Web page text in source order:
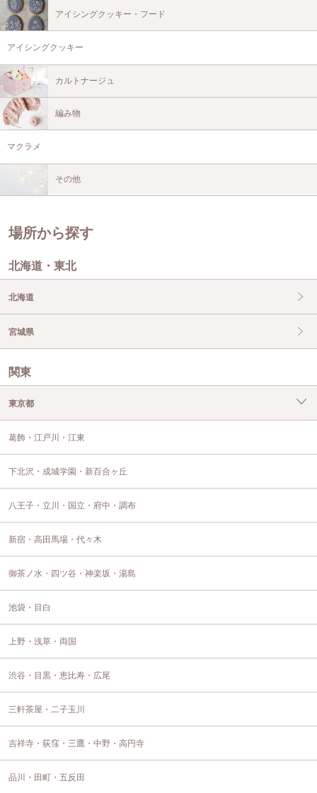
アイシングクッキー・フード
アイシングクッキー
カルトナージュ
編み物
マクラメ
その他
場所から探す
北海道・東北
北海道
宮城県
関東
東京都
葛飾・江戸川・江東
下北沢・成城学園・新百合ヶ丘
八王子・立川・国立・府中・調布
新宿・高田馬場・代々木
御茶ノ水・四ツ谷・神楽坂・湯島
池袋・目白
上野・浅草・両国
渋谷・目黒・恵比寿・広尾
三軒茶屋・二子玉川
吉祥寺・荻窪・三鷹・中野・高円寺
品川・田町・五反田